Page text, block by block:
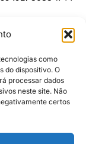
como
do dispositivo. O
processar dados
neste site. Não
certos